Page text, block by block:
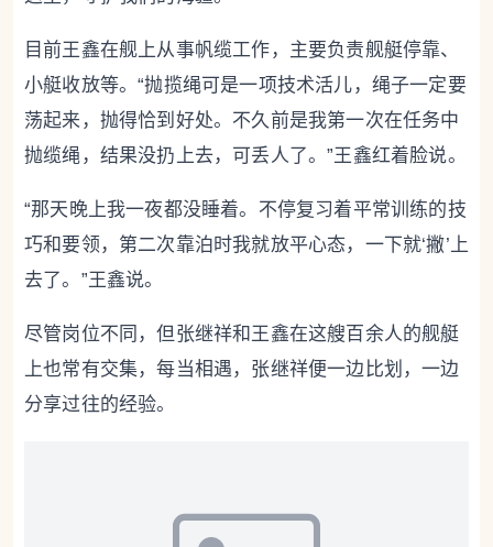
目前王鑫在舰上从事帆缆工作，主要负责舰艇停靠、
小艇收放等。“抛揽绳可是一项技术活儿，绳子一定要
荡起来，抛得恰到好处。不久前是我第一次在任务中
抛缆绳，结果没扔上去，可丢人了。”王鑫红着脸说。
“那天晚上我一夜都没睡着。不停复习着平常训练的技
巧和要领，第二次靠泊时我就放平心态，一下就‘撇’上
去了。”王鑫说。
尽管岗位不同，但张继祥和王鑫在这艘百余人的舰艇
上也常有交集，每当相遇，张继祥便一边比划，一边
分享过往的经验。